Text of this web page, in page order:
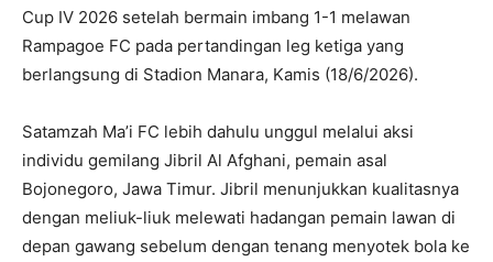
Cup IV 2026 setelah bermain imbang 1-1 melawan
Rampagoe FC pada pertandingan leg ketiga yang
berlangsung di Stadion Manara, Kamis (18/6/2026).
Satamzah Ma’i FC lebih dahulu unggul melalui aksi
individu gemilang Jibril Al Afghani, pemain asal
Bojonegoro, Jawa Timur. Jibril menunjukkan kualitasnya
dengan meliuk-liuk melewati hadangan pemain lawan di
depan gawang sebelum dengan tenang menyotek bola ke